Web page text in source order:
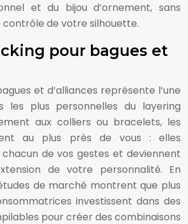
et du bijou d’ornement, sans
contrôle de votre silhouette.
pour bagues et
et d’alliances représente l’une
les plus personnelles du layering
aux colliers ou bracelets, les
au plus près de vous : elles
de vos gestes et deviennent
de votre personnalité. En
de marché montrent que plus
investissent dans des
pour créer des combinaisons